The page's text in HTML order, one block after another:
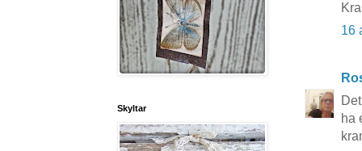
16
ha
Skyltar